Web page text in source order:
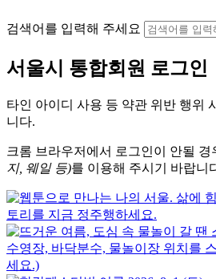
검색어를 입력해 주세요
서울시 통합회원 로그인
타인 아이디 사용 등 약관 위반 행위
니다.
크롬 브라우저에서 로그인이 안될 경
지, 웨일 등)를 이용해 주시기 바랍니